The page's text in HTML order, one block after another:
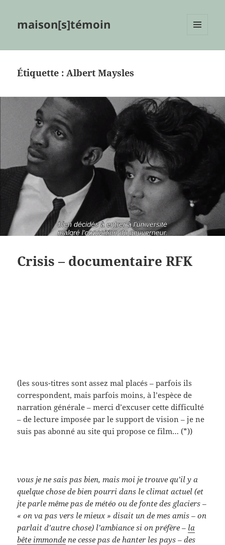
maison[s]témoin
Étiquette :Albert Maysles
Crisis – documentaire RFK
(les sous-titres sont assez mal placés – parfois ils
correspondent, mais parfois moins, à l’espèce de
narration générale – merci d’excuser cette difficulté
– de lecture imposée par le support de vision – je ne
suis pas abonné au site qui propose ce film… (*))
vous je ne sais pas bien, mais moi je trouve qu’il y a
quelque chose de bien pourri dans le climat actuel (et
jte parle même pas de météo ou de fonte des glaciers –
« on va pas vers le mieux » disait un de mes amis – on
parlait d’autre chose) l’ambiance si on préfère – la
bête immonde ne cesse pas de hanter les pays – des